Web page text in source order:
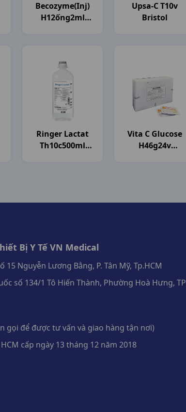
Becozyme(inj)
H12ống2ml
Upsa-C T10v
Bristol
Ringer Lactat
Th10c500ml
Vita C Glucose
H46g24v
Bị Y Tế VN Medical
Nguyễn Lương Bằng, P. Tân Mỹ, Tp.HCM
số 134/1 Tô Hiến Thành, Phường Hoà Hưng, TP
gọi để được tư vấn và giao hàng tận nơi)
cấp ngày 13 tháng 12 năm 2018